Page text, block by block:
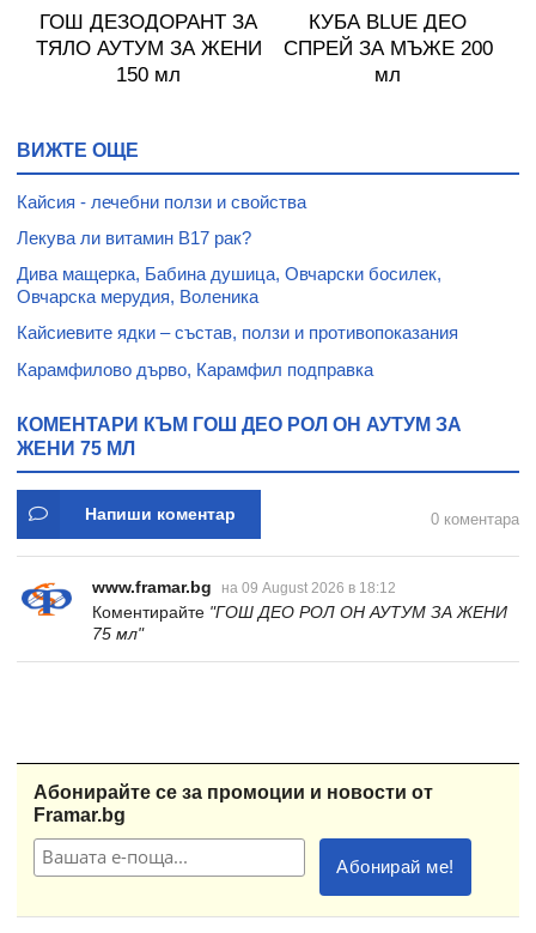
ГОШ ДЕЗОДОРАНТ ЗА
ТЯЛО АУТУМ ЗА ЖЕНИ
150 мл
КУБА BLUE ДЕО
СПРЕЙ ЗА МЪЖЕ 200
мл
ВИЖТЕ ОЩЕ
Кайсия - лечебни ползи и свойства
Лекува ли витамин В17 рак?
Дива мащерка, Бабина душица, Овчарски босилек,
Овчарска мерудия, Воленика
Кайсиевите ядки – състав, ползи и противопоказания
Карамфилово дърво, Карамфил подправка
КОМЕНТАРИ КЪМ ГОШ ДЕО РОЛ ОН АУТУМ ЗА
ЖЕНИ 75 МЛ
Напиши коментар 0 коментара
www.framar.bg на 09 August 2026 в 18:12
Коментирайте "ГОШ ДЕО РОЛ ОН АУТУМ ЗА ЖЕНИ
75 мл"
Абонирайте се за промоции и новости от
Framar.bg